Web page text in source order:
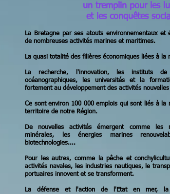
un tremplin pour les
et les conquêtes
La Bretagne par ses atouts environnementaux et
de nombreuses activités marines et maritimes.
La quasi totalité des filières économiques liées à la
La recherche, l'innovation, les instituts
océanographiques, les universités et la
fortement au développement des activités
Ce sont environ 100 000 emplois qui sont liés à
territoire de notre Région.
De nouvelles activités émergent comme les
minérales, les énergies marines
biotechnologies....
Pour les autres, comme la pêche et
activités navales, les industries nautiques, le
portuaires innovent et se transforment.
La défense et l'action de l'Etat en mer, la